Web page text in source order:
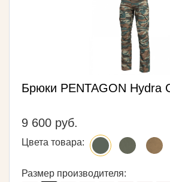
Брюки PENTAGON Hydra
9 600 руб.
Цвета товара:
Размер производителя: